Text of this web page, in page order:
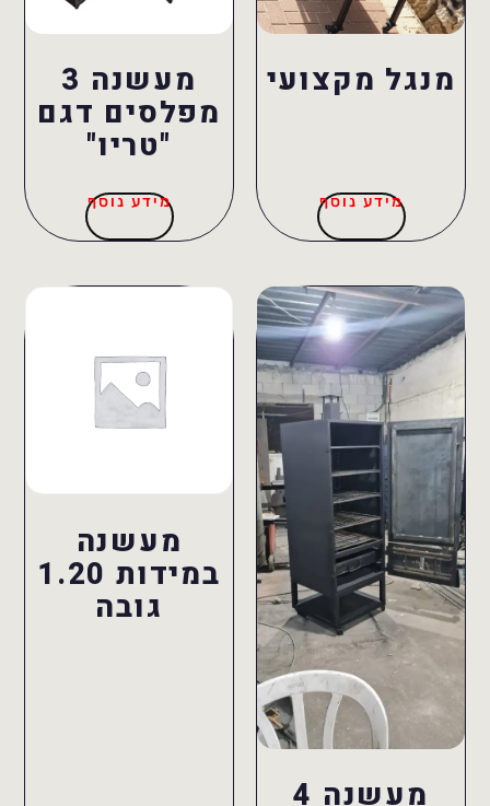
מנגל מקצועי
מידע נוסף
מעשנה 3
מפלסים דגם
"טריו"
מידע נוסף
מעשנה 4
מעשנה
במידות 1.20
גובה